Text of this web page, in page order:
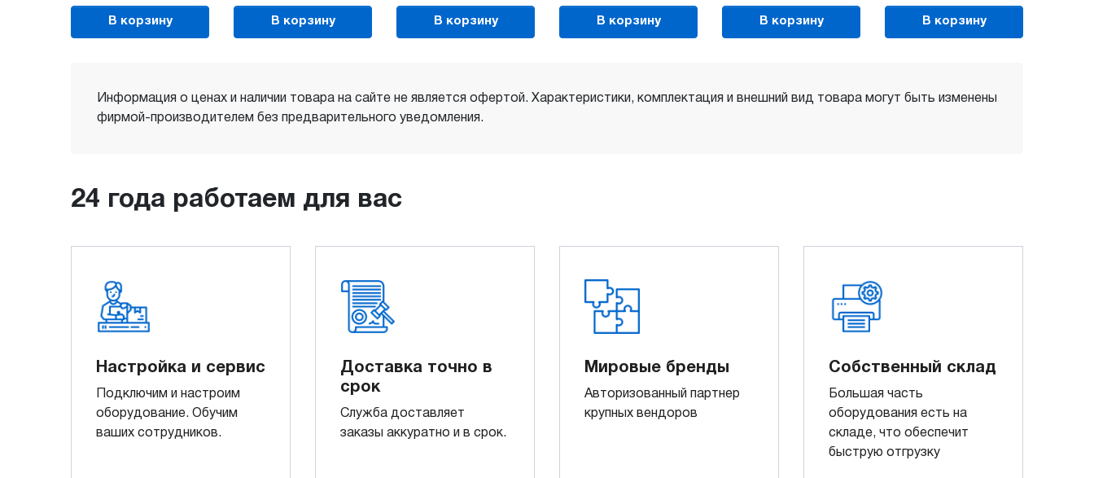
В корзину В корзину В корзину В корзину В корзину В корзину
Информация о ценах и наличии товара на сайте не является офертой. Характеристики, комплектация и внешний вид товара могут быть изменены
фирмой-производителем без предварительного уведомления.
24 года работаем для вас
Настройка и сервис
Подключим и настроим
оборудование. Обучим
ваших сотрудников.
Доставка точно в
срок
Служба доставляет
заказы аккуратно и в срок.
Мировые бренды
Авторизованный партнер
крупных вендоров
Собственный склад
Большая часть
оборудования есть на
складе, что обеспечит
быструю отгрузку